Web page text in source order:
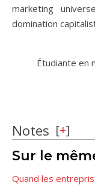
marketing
domination
Étudiante en
Notes [+]
Sur le
Quand les